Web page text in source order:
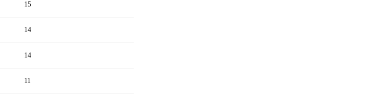
15
14
14
11